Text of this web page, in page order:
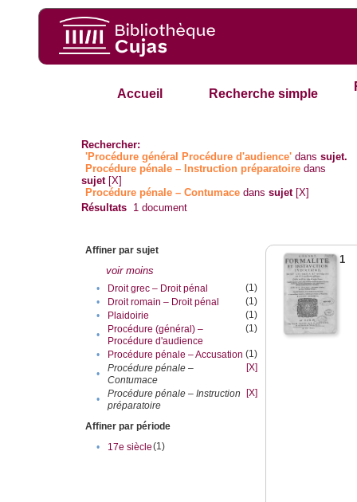
Accueil Recherche simple
Rechercher:
'Procédure général Procédure d'audience' danssujet.
Procédure pénale – Instruction préparatoire dans
sujet [X]
Procédure pénale – Contumace danssujet [X]
Résultats 1 document
Affiner par sujet
voir moins
• Droit grec – Droit pénal
(1)
•
Droit romain – Droit pénal
(1)
•
Plaidoirie
(1)
•
Procédure (général) –
Procédure d'audience
(1)
• Procédure pénale – Accusation (1)
•
Procédure pénale –
Contumace
[X]
•
Procédure pénale – Instruction
préparatoire
[X]
Affiner par période
•
17e siècle(1)
1